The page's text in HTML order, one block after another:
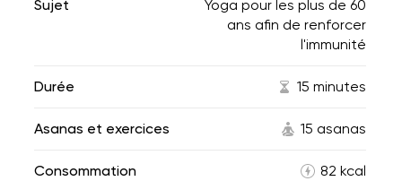
Sujet
Yoga pour les plus de 60
ans afin de renforcer
l'immunité
Durée 15 minutes
Asanas et exercices 15 asanas
Consommation
82 kcal